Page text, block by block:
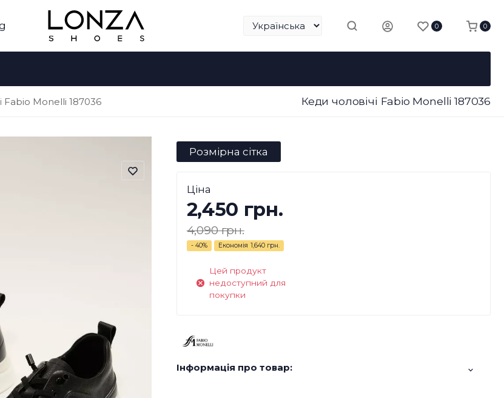
0 0
Fabio Monelli 187036 Кеди чоловічі Fabio Monelli 187036
Розмірна сітка
Ціна
2,450 грн.
4,090 грн.
- 40% Економія 1,640 грн.
Цей продукт
недоступний для
покупки
Інформація про товар: